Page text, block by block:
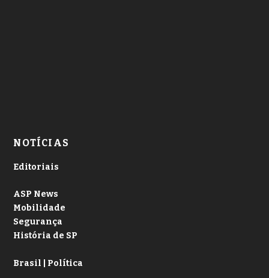
NOTÍCIAS
Editoriais
ASP News
Mobilidade
Segurança
História de SP
Brasil | Política